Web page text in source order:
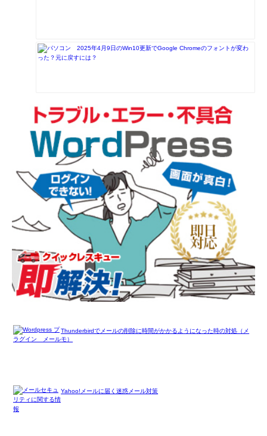
2025年4月9日のWin10更新でGoogle Chromeのフォントが変わ
った？元に戻すには？
Thunderbirdでメールの削除に時間がかかるようになった時の対処（メ
モ）
Yahoo!メールに届く迷惑メール対策